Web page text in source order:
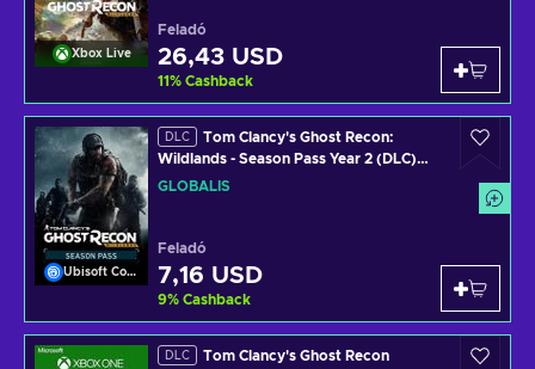
Xbox Live
Feladó
26,43 USD
11% Cashback
Ubisoft Connect
DLC
Tom Clancy's Ghost Recon:
Wildlands - Season Pass Year 2 (DLC)
Uplay Key GLOBAL
GLOBÁLIS
Feladó
7,16 USD
9% Cashback
DLC
Tom Clancy's Ghost Recon